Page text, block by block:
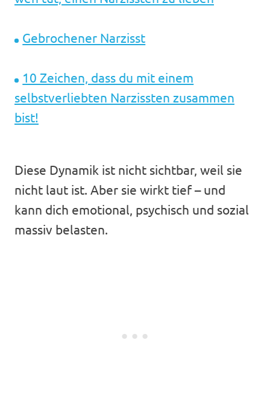
Gebrochener Narzisst
10 Zeichen, dass du mit einem
selbstverliebten Narzissten zusammen
bist!
Diese Dynamik ist nicht sichtbar, weil sie
nicht laut ist. Aber sie wirkt tief – und
kann dich emotional, psychisch und sozial
massiv belasten.